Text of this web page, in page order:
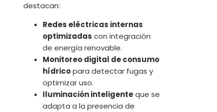
destacan:
Redes eléctricas internas
optimizadas con integración
de energía renovable.
Monitoreo digital de consumo
hídricopara detectar fugas y
optimizar uso.
Iluminación inteligenteque se
adapta a la presencia de